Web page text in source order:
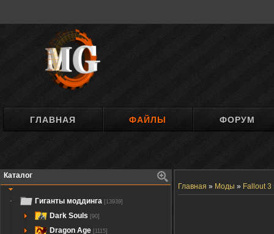
ГЛАВНАЯ ФАЙЛЫ ФОРУМ
Каталог
Гиганты моддинга [13939]
Dark Souls [90]
Dragon Age [1115]
Главная » Моды » Fallout 3